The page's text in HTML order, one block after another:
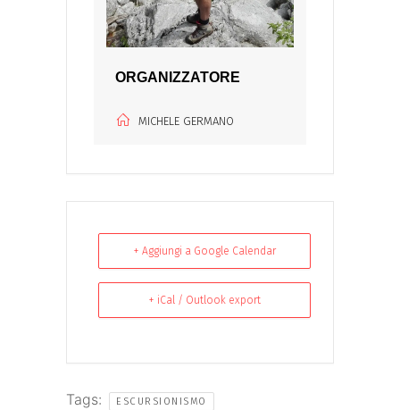
ORGANIZZATORE
MICHELE GERMANO
+ Aggiungi a Google Calendar
+ iCal / Outlook export
Tags: ESCURSIONISMO